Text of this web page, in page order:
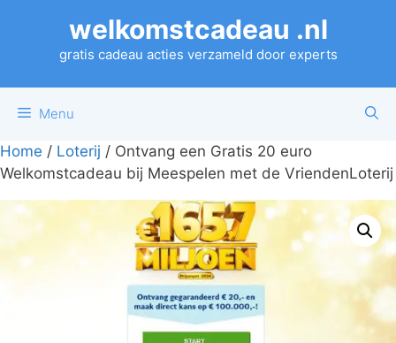
welkomstcadeau .nl
gratis cadeau acties verzameld door experts
Menu
Home / Loterij / Ontvang een Gratis 20 euro
Welkomstcadeau bij Meespelen met de VriendenLoterij